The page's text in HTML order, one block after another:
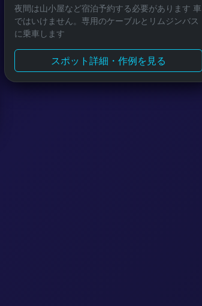
夜間は山小屋など宿泊予約する必要があります 車
ではいけません。専用のケーブルとリムジンバス
に乗車します
スポット詳細・作例を見る